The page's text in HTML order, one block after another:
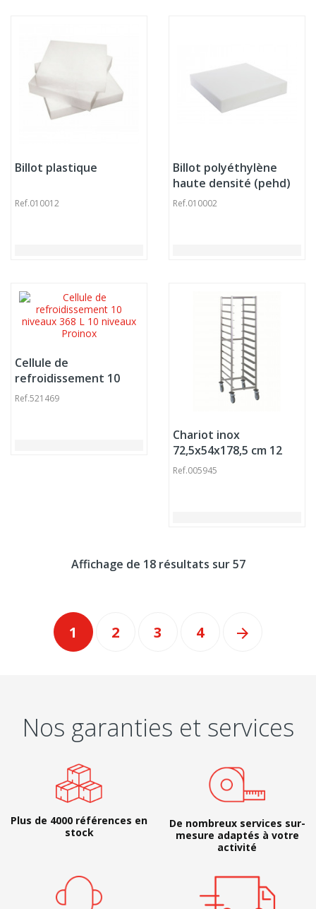
Billot plastique
Ref.010012
Billot polyéthylène
haute densité (pehd)
blanc 60x60x10 cm
Ref.010002
Cellule de
refroidissement 10
niveaux 368 L 10
Ref.521469
Chariot inox
72,5x54x178,5 cm 12
niveaux Tournus
Ref.005945
Affichage de 18 résultats sur 57
1 2 3 4 
Nos garanties et services
Plus de 4000 références en
stock
De nombreux services sur-
mesure adaptés à votre
activité